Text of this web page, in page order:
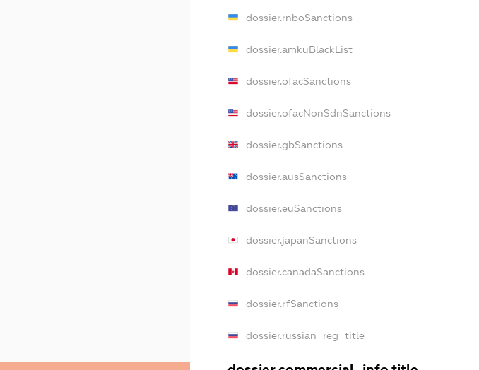
dossier.rnboSanctions
dossier.amkuBlackList
dossier.ofacSanctions
dossier.ofacNonSdnSanctions
dossier.gbSanctions
dossier.ausSanctions
dossier.euSanctions
dossier.japanSanctions
dossier.canadaSanctions
dossier.rfSanctions
dossier.russian_reg_title